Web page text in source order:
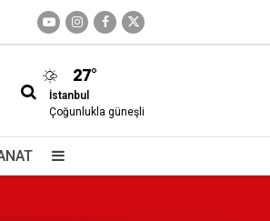
27°
İstanbul
Çoğunlukla güneşli
belgeler